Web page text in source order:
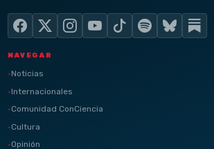
NAVEGAR
Noticias
Internacionales
Comunidad ConCiencia
Cultura
Opinión